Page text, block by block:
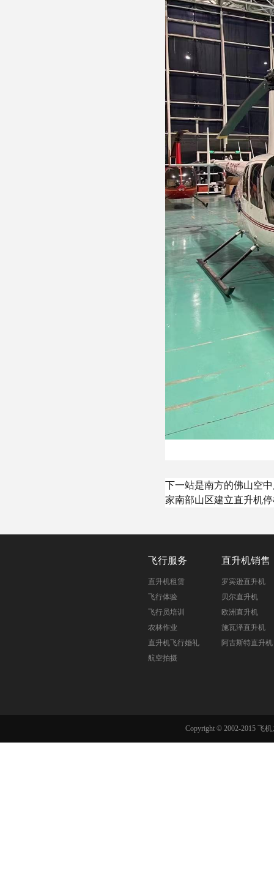
下一站是南方的佛山空
家南部山区建立直升机
飞行服务
直升机租赁
飞行体验
飞行员培训
农林作业
直升机飞行婚礼
航空拍摄
直升机销售
罗宾逊直升机
贝尔直升机
欧洲直升机
施瓦泽直升机
阿古斯特直升机
Copyright © 2002-2015 飞